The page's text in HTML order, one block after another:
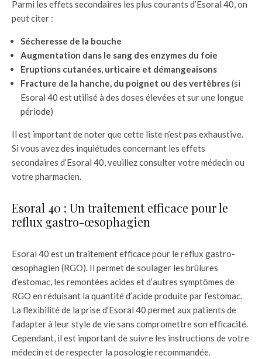
Parmi les effets secondaires les plus courants d’Esoral 40, on
peut citer :
Sécheresse de la bouche
Augmentation dans le sang des enzymes du foie
Eruptions cutanées, urticaire et démangeaisons
Fracture de la hanche, du poignet ou des vertèbres(si
Esoral 40 est utilisé à des doses élevées et sur une longue
période)
Il est important de noter que cette liste n’est pas exhaustive.
Si vous avez des inquiétudes concernant les effets
secondaires d’Esoral 40, veuillez consulter votre médecin ou
votre pharmacien.
Esoral 40 : Un traitement efficace pour le
reflux gastro-œsophagien
Esoral 40 est un traitement efficace pour le reflux gastro-
œsophagien (RGO). Il permet de soulager les brûlures
d’estomac, les remontées acides et d’autres symptômes de
RGO en réduisant la quantité d’acide produite par l’estomac.
La flexibilité de la prise d’Esoral 40 permet aux patients de
l’adapter à leur style de vie sans compromettre son efficacité.
Cependant, il est important de suivre les instructions de votre
médecin et de respecter la posologie recommandée.